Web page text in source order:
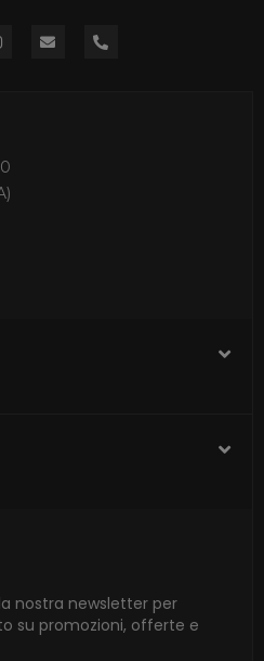
nostra newsletter per
su promozioni, offerte e